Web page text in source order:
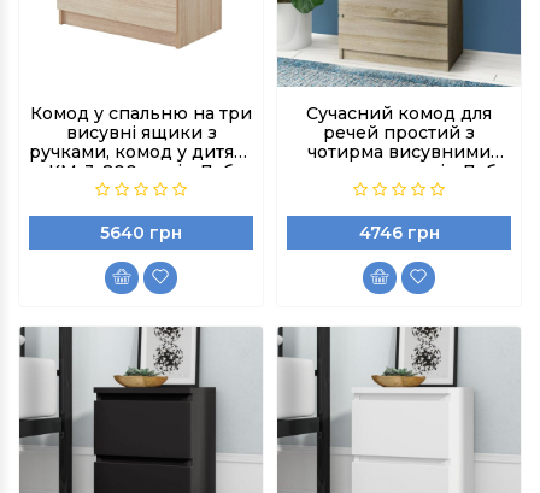
Комод у спальню на три
висувні ящики з
ручками, комод у дитячу
КМ-3-800, колір Дуб
сонома
5640 грн
Сучасний комод для
речей простий з
чотирма висувними
шухлядами колір Дуб
Сонома
4746 грн